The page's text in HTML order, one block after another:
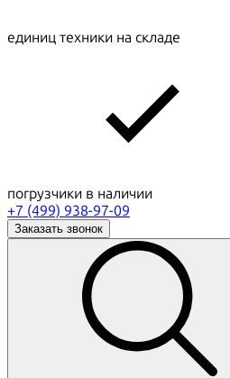
единиц техники на складе
погрузчики в наличии
+7 (499) 938-97-09
Заказать звонок